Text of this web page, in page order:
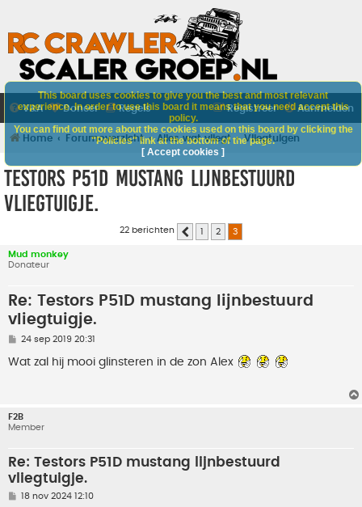
V&A Doneer Regels Aanmelden
Registreer
Home Forumoverzicht Alles wat vliegt Vliegtuigen
Testors P51D mustang lijnbestuurd
vliegtuigje.
22 berichten 2 3
Mud monkey
Donateur
Re: Testors P51D mustang lijnbestuurd
vliegtuigje.
B
r
24 sep 2019 20:31
Wat zal hij mooi glinsteren in de zon Alex
F2B
Member
Re: Testors P51D mustang lijnbestuurd
vliegtuigje.
B18 nov 2024 12:10
This board uses cookies to give you the best and most relevant
experience. In order to use this board it means that you need accept this
policy.
You can find out more about the cookies used on this board by clicking the
"Policies" link at the bottom of the page.
[ Accept cookies ]